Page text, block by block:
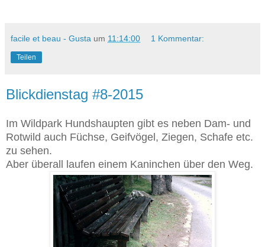
facile et beau - Gusta um 11:14:00 1 Kommentar:
Teilen
Blickdienstag #8-2015
Im Wildpark Hundshaupten gibt es neben Dam- und
Rotwild auch Füchse, Geifvögel, Ziegen, Schafe etc.
zu sehen.
Aber überall laufen einem Kaninchen über den Weg.